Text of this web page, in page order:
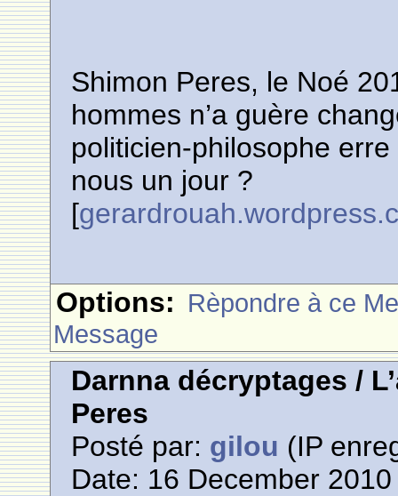
Shimon Peres, le Noé
hommes n’a guère
politicien-philosophe
nous un jour ?
[
Options: Rèpondre à ce
Message
Darnna décryptages /
Peres
Posté par: gilou (IP
Date: 16 December